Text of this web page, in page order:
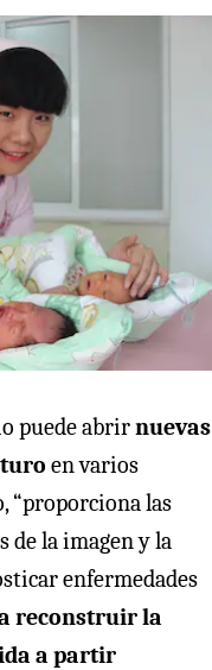
puede abrirnuevas
en varios
“proporciona las
de la imagen y la
enfermedades
reconstruir la
a partir